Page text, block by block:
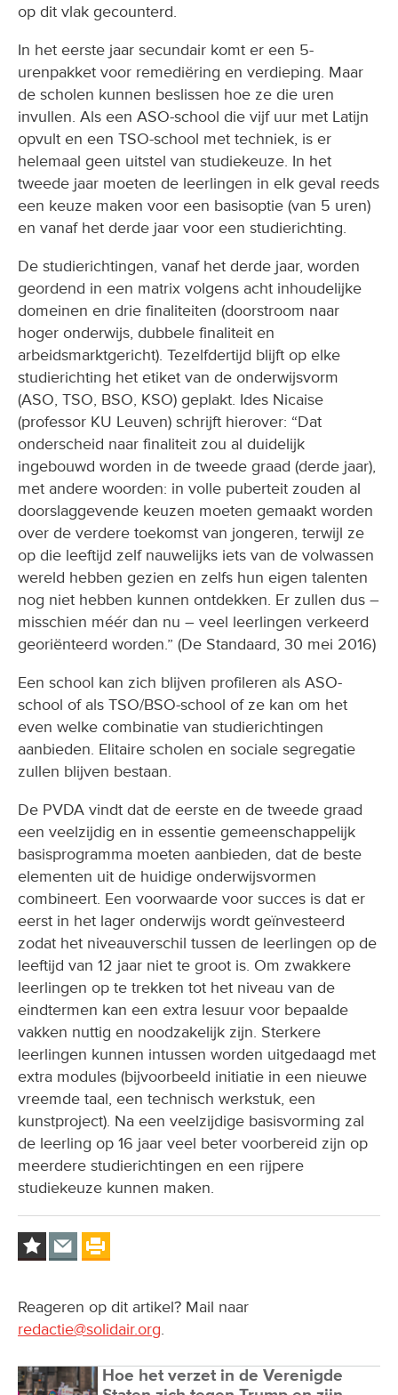
op dit vlak gecounterd.
In het eerste jaar secundair komt er een 5-
urenpakket voor remediëring en verdieping. Maar
de scholen kunnen beslissen hoe ze die uren
invullen. Als een ASO-school die vijf uur met Latijn
opvult en een TSO-school met techniek, is er
helemaal geen uitstel van studiekeuze. In het
tweede jaar moeten de leerlingen in elk geval reeds
een keuze maken voor een basisoptie (van 5 uren)
en vanaf het derde jaar voor een studierichting.
De studierichtingen, vanaf het derde jaar, worden
geordend in een matrix volgens acht inhoudelijke
domeinen en drie finaliteiten (doorstroom naar
hoger onderwijs, dubbele finaliteit en
arbeidsmarktgericht). Tezelfdertijd blijft op elke
studierichting het etiket van de onderwijsvorm
(ASO, TSO, BSO, KSO) geplakt. Ides Nicaise
(professor KU Leuven) schrijft hierover: “Dat
onderscheid naar finaliteit zou al duidelijk
ingebouwd worden in de tweede graad (derde jaar),
met andere woorden: in volle puberteit zouden al
doorslaggevende keuzen moeten gemaakt worden
over de verdere toekomst van jongeren, terwijl ze
op die leeftijd zelf nauwelijks iets van de volwassen
wereld hebben gezien en zelfs hun eigen talenten
nog niet hebben kunnen ontdekken. Er zullen dus –
misschien méér dan nu – veel leerlingen verkeerd
georiënteerd worden.” (De Standaard, 30 mei 2016)
Een school kan zich blijven profileren als ASO-
school of als TSO/BSO-school of ze kan om het
even welke combinatie van studierichtingen
aanbieden. Elitaire scholen en sociale segregatie
zullen blijven bestaan.
De PVDA vindt dat de eerste en de tweede graad
een veelzijdig en in essentie gemeenschappelijk
basisprogramma moeten aanbieden, dat de beste
elementen uit de huidige onderwijsvormen
combineert. Een voorwaarde voor succes is dat er
eerst in het lager onderwijs wordt geïnvesteerd
zodat het niveauverschil tussen de leerlingen op de
leeftijd van 12 jaar niet te groot is. Om zwakkere
leerlingen op te trekken tot het niveau van de
eindtermen kan een extra lesuur voor bepaalde
vakken nuttig en noodzakelijk zijn. Sterkere
leerlingen kunnen intussen worden uitgedaagd met
extra modules (bijvoorbeeld initiatie in een nieuwe
vreemde taal, een technisch werkstuk, een
kunstproject). Na een veelzijdige basisvorming zal
de leerling op 16 jaar veel beter voorbereid zijn op
meerdere studierichtingen en een rijpere
studiekeuze kunnen maken.
Reageren op dit artikel? Mail naar
redactie@solidair.org.
Hoe het verzet in de Verenigde